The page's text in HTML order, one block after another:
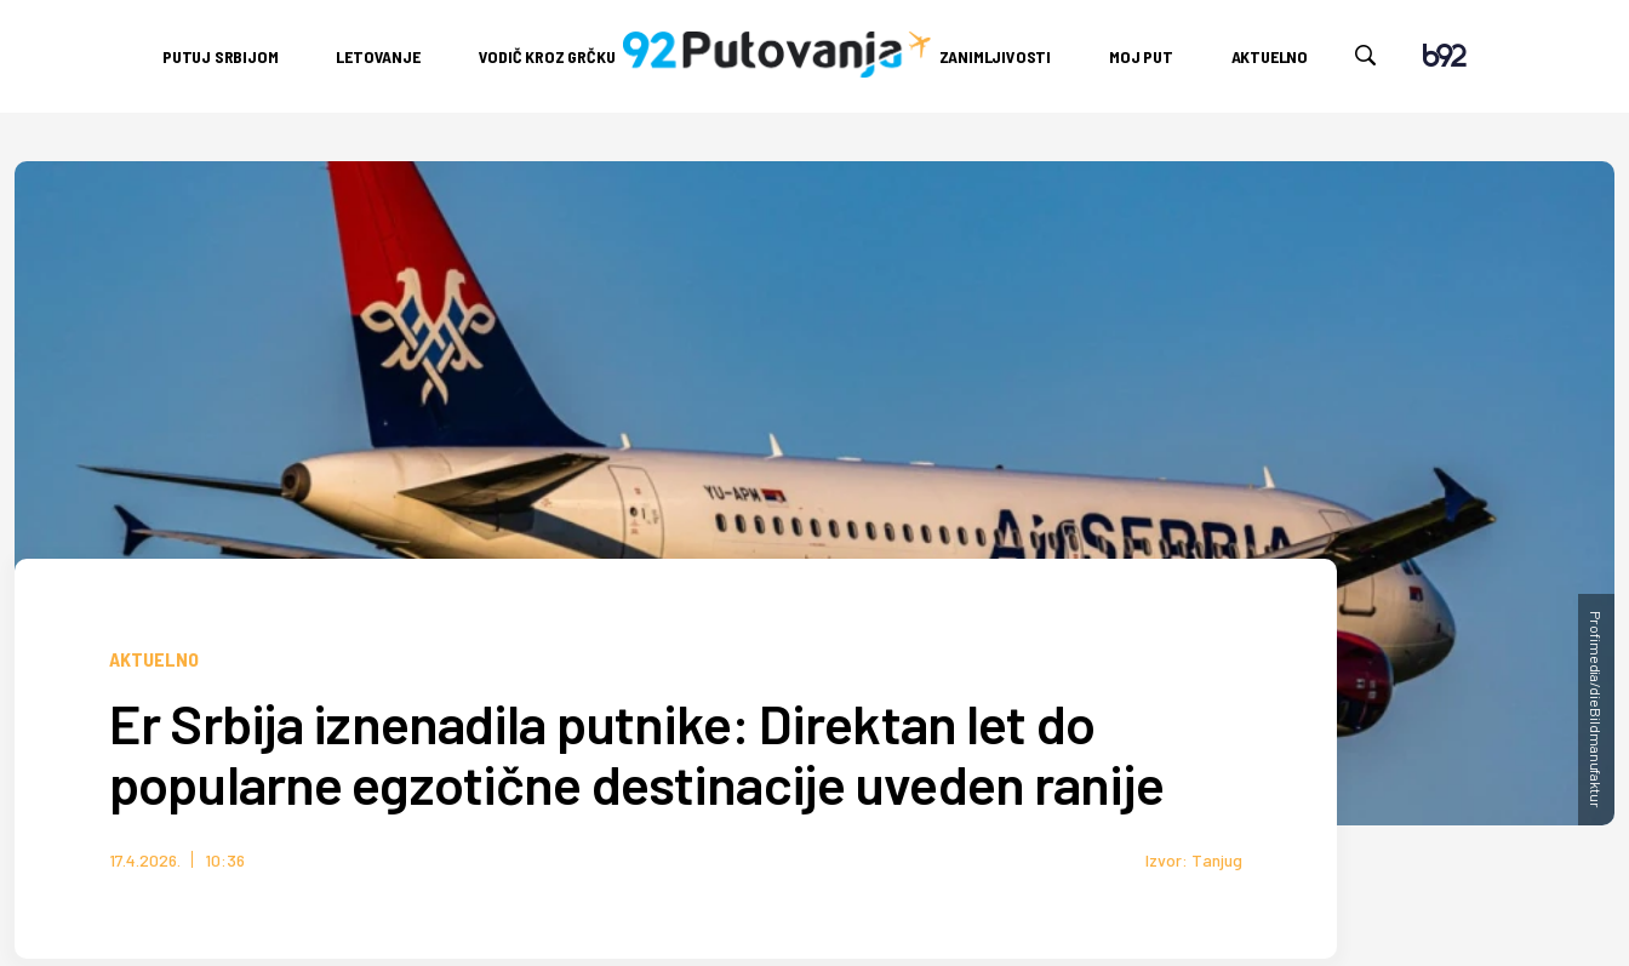
PUTUJ SRBIJOM LETOVANJE VODIČ KROZ GRČKU ZANIMLJIVOSTI MOJ PUT AKTUELNO
Profimedia/dieBildmanufaktur
AKTUELNO
Er Srbija iznenadila putnike: Direktan let do
popularne egzotične destinacije uveden ranije
17.4.2026. 10:36 Izvor: Tanjug